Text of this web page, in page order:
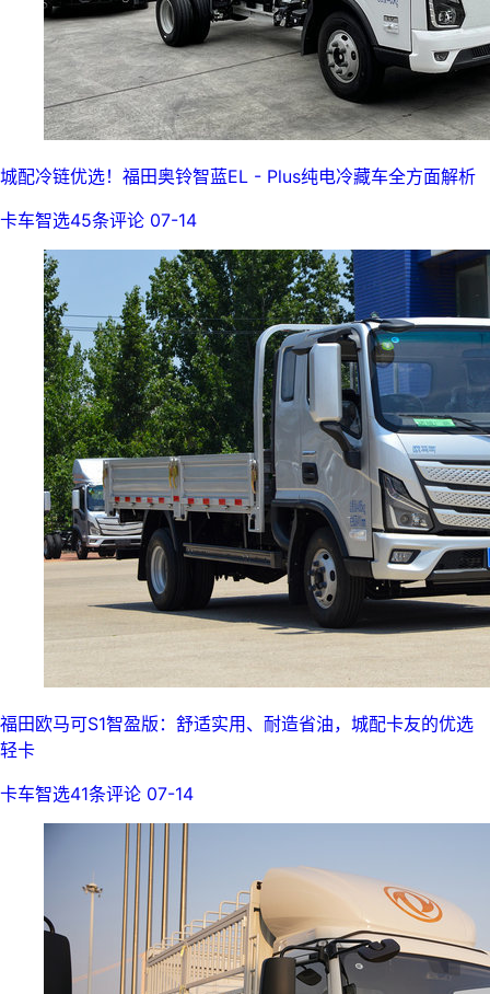
城配冷链优选！福田奥铃智蓝EL - Plus纯电冷藏车全方面解析
卡车智选45条评论 07-14
福田欧马可S1智盈版：舒适实用、耐造省油，城配卡友的优选
轻卡
卡车智选41条评论 07-14